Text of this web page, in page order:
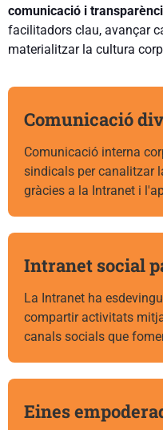
comunicació i
facilitadors clau, avançar
materialitzar la cultura
Comunicació
Comunicació interna
sindicals per canalitzar
gràcies a la Intranet i
Intranet social
La Intranet ha
compartir activitats
canals socials que
Eines